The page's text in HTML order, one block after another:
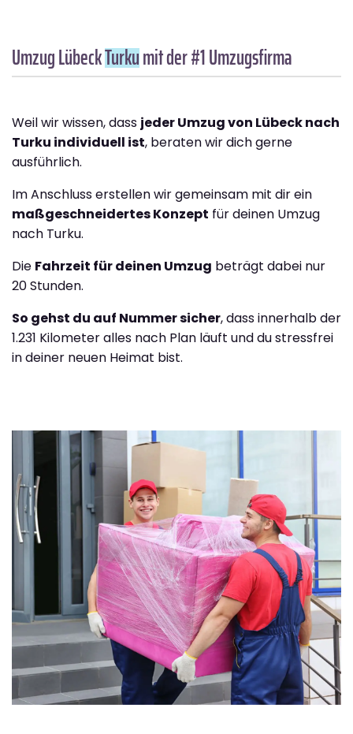
Umzug LübeckTurkumit der #1 Umzugsfirma
Weil wir wissen, dass jeder Umzug von Lübeck nach
Turku individuell ist, beraten wir dich gerne
ausführlich.
Im Anschluss erstellen wir gemeinsam mit dir ein
maßgeschneidertes Konzept für deinen Umzug
nach Turku.
Die Fahrzeit für deinen Umzug beträgt dabei nur
20 Stunden.
So gehst du auf Nummer sicher, dass innerhalb der
1.231 Kilometer alles nach Plan läuft und du stressfrei
in deiner neuen Heimat bist.